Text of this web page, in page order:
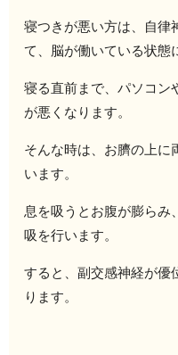
寝つきが悪い方は、自律
て、脳が働いている状態
寝る直前まで、パソコン
が悪くなります。
そんな時は、お臍の上に
います。
息を吸うとお腹が膨らみ
吸を行います。
すると、副交感神経が優
ります。